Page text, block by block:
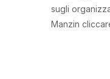
sugli
Manzin